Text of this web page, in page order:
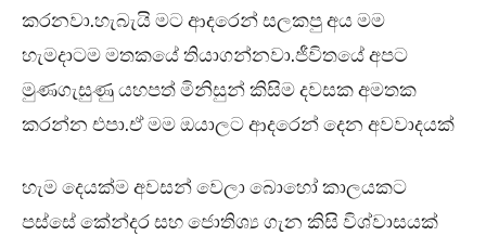
කරනවා.හැබැයි මට ආදරෙන් සලකපු අය මම
හැමදාටම මතකයේ තියාගන්නවා.ජීවිතයේ අපට
මුණගැසුණු යහපත් මිනිසුන් කිසිම දවසක අමතක
කරන්න එපා.ඒ මම ඔයාලට ආදරෙන් දෙන අවවාදයක්
හැම දෙයක්ම අවසන් වෙලා බොහෝ කාලයකට
පස්සේ කේන්දර සහ ජොතිශ්‍ය ගැන කිසි විශ්වාසයක්